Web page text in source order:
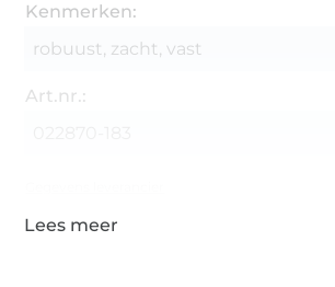
Kenmerken:
robuust, zacht, vast
Art.nr.: